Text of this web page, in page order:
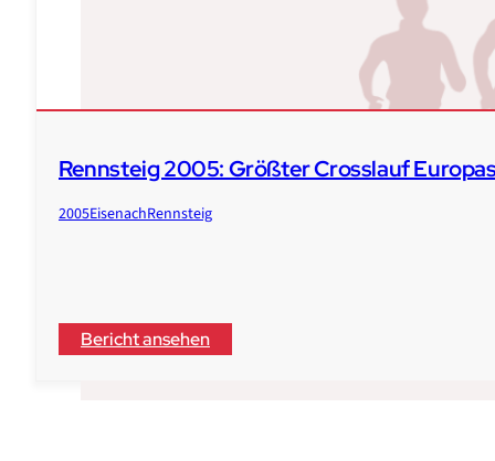
Rennsteig 2005: Größter Crosslauf
2005EisenachRennsteig
Bericht ansehen